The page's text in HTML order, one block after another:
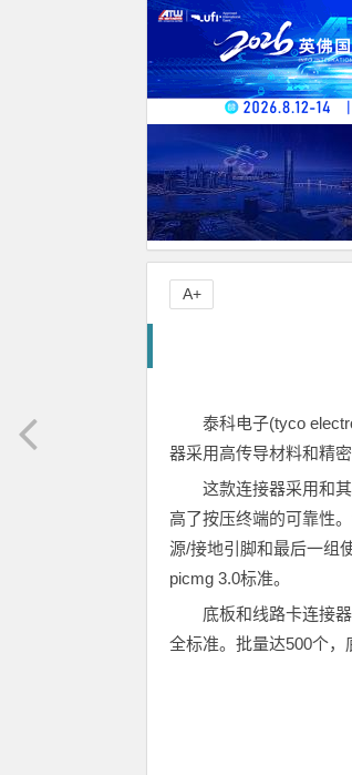
泰科电子(tyco
器采用高传导材料和精
这款连接器采用和
高了按压终端的可靠性
源/接地引脚和最后一组
picmg 3.0标准。
底板和线路卡连接
全标准。批量达500个
A+